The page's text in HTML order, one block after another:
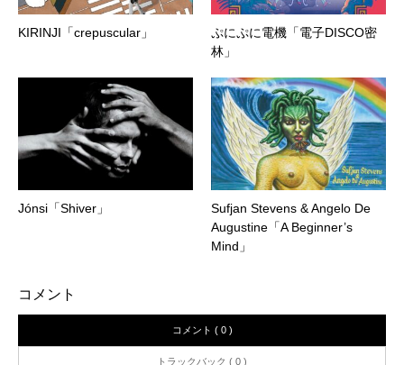
KIRINJI「crepuscular」
ぷにぷに電機「電子DISCO密
林」
Jónsi「Shiver」
Sufjan Stevens & Angelo De
Augustine「A Beginner’s
Mind」
コメント
コメント ( 0 )
トラックバック ( 0 )